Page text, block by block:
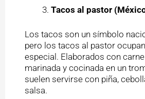
Tacos al pastor
Los tacos son un símbolo
pero los tacos al pastor
especial. Elaborados con
marinada y cocinada en un
suelen servirse con piña,
salsa.